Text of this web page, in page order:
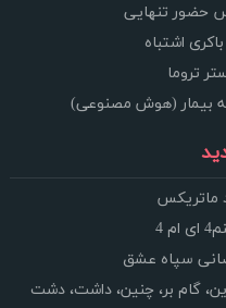
حضور تنهایی
اشتباه
تروما
بیمار (هوش مصنوعی)
ماتریکس
4
سپاه عشق
گام بر، چنین، داشت، دشت